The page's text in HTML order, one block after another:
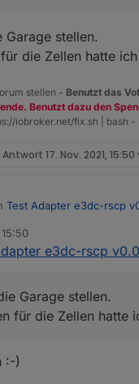
stellen.
die Zellen hatte
stellen - Benutzt das
Benutzt dazu den
iobroker.net/fix.sh | bash -
Antwort 17. Nov. 2021, 15:50
Test Adapter e3dc-rscp
Adapter e3dc-rscp
Batterie unter 4°C?
e3dc-rscp
Garage stellen.
für die Zellen hatte
:-)